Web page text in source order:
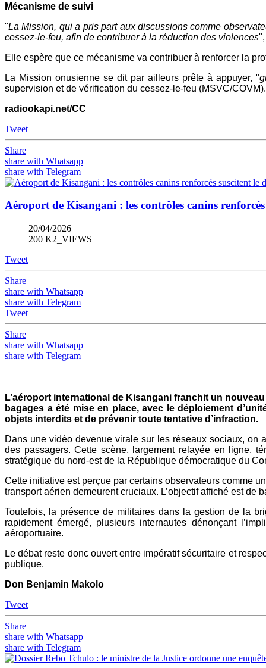
Mécanisme de suivi
"La Mission, qui a pris part aux discussions comme
cessez-le-feu, afin de contribuer à la réduction des violences
Elle espère que ce mécanisme va contribuer à renforcer la
La Mission onusienne se dit par ailleurs prête à appuyer, "
supervision et de vérification du cessez-le-feu (MSVC/COVM).
radiookapi.net/CC
Tweet
Share
share with Whatsapp
share with Telegram
Aéroport de Kisangani : les contrôles canins
20/04/2026
200 K2_VIEWS
Tweet
Share
share with Whatsapp
share with Telegram
Tweet
Share
share with Whatsapp
share with Telegram
L’aéroport international de Kisangani franchit un
bagages a été mise en place, avec le déploiement
objets interdits et de prévenir toute tentative d’infraction.
Dans une vidéo devenue virale sur les réseaux sociaux, on
des passagers. Cette scène, largement relayée en ligne,
stratégique du nord-est de la République démocratique du
Cette initiative est perçue par certains observateurs comme
transport aérien demeurent cruciaux. L’objectif affiché est de
Toutefois, la présence de militaires dans la gestion de la
rapidement émergé, plusieurs internautes dénonçant
aéroportuaire.
Le débat reste donc ouvert entre impératif sécuritaire et
publique.
Don Benjamin Makolo
Tweet
Share
share with Whatsapp
share with Telegram